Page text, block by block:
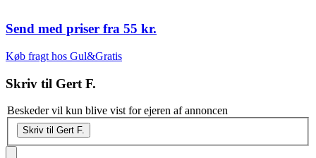
Send med priser fra 55 kr.
Køb fragt hos Gul&Gratis
Skriv til Gert F.
Beskeder vil kun blive vist for ejeren af annoncen
Skriv til Gert F.